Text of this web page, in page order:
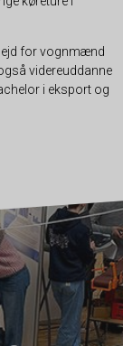
for vognmænd
videreuddanne
i eksport og